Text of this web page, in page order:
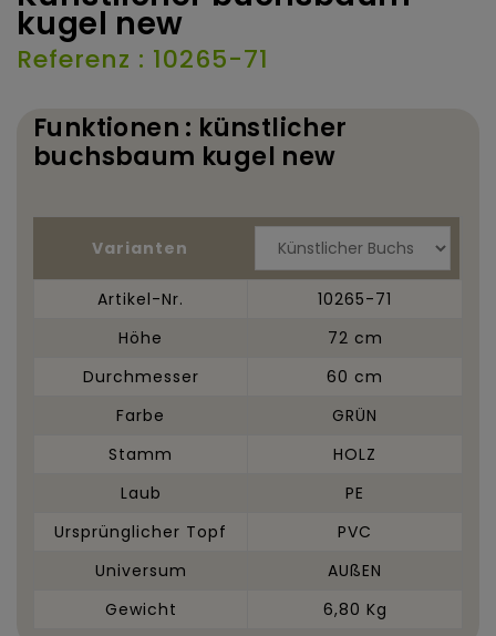
kugel new
Referenz : 10265-71
Funktionen : künstlicher
buchsbaum kugel new
Varianten
Artikel-Nr.
10265-71
Höhe
72 cm
Durchmesser
60 cm
Farbe
GRÜN
Stamm
HOLZ
Laub
PE
Ursprünglicher Topf
PVC
Universum
AUßEN
Gewicht
6,80 Kg